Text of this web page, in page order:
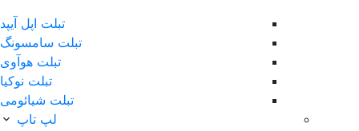
تبلت اپل آیپد
تبلت سامسونگ
تبلت هوآوی
تبلت نوکیا
تبلت شیائومی
لپ تاپ